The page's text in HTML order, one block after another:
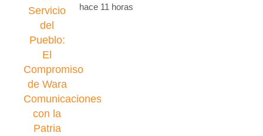
hace 11 horas